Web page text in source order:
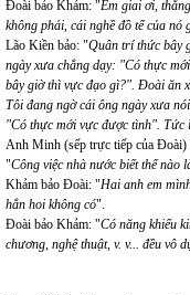
Đoài bảo Khảm: "Em giai ơi,
không phải, cái nghề đồ tể của
Lão Kiền bảo: "Quân trí thức bây
ngày xưa chẳng dạy: "Có thực
bây giờ thì vực đạo gì?". Đoài ăn
Tôi đang ngờ cái ông ngày xưa
"Có thực mới vực được tình". Tức
Anh Minh (sếp trực tiếp của Đoài)
"Công việc nhà nước biết thế nào
Khảm bảo Đoài: "Hai anh em
hẳn hoi không có".
Đoài bảo Khảm: "Có năng khiếu
chương, nghệ thuật, v. v... đều vô